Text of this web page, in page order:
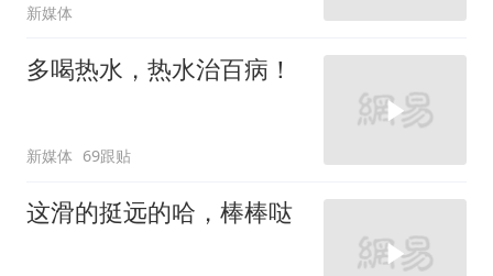
新媒体
多喝热水，热水治百病！
新媒体 69跟贴
这滑的挺远的哈，棒棒哒